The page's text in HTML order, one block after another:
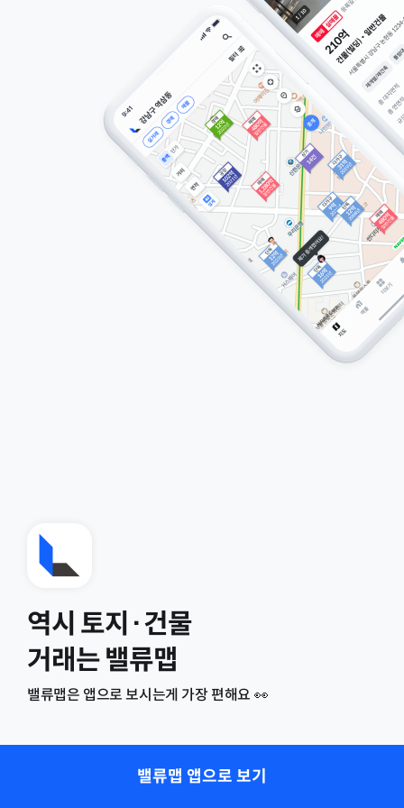
역시 토지·건물
거래는 밸류맵
밸류맵은 앱으로 보시는게 가장 편해요 👀
밸류맵 앱으로 보기